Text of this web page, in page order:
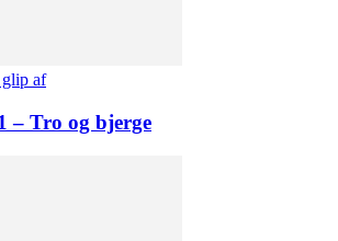
af
– Tro og bjerge